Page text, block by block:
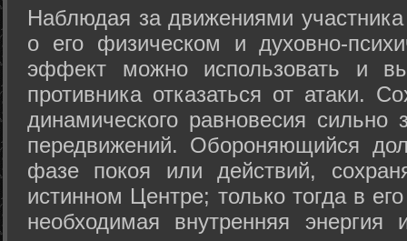
Hаблюдая за движениями
о его физическом и духовно-
эффект можно использовать и
противника отказаться от атаки.
динамического равновесия сильно
передвижений. Обороняющийся
фазе покоя или действий,
истинном Центре; только тогда в
необходимая внутренняя